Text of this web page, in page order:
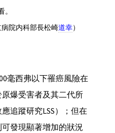
。
病院内科部長松崎道幸）
毫西弗以下罹癌風險在
爆受害者及其二代所
追蹤研究LSS）；但在
發現顯著增加的狀況